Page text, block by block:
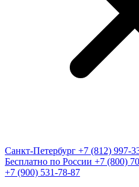
Санкт-Петербург +7 (812) 997-
Бесплатно по России +7 (800)
+7 (900) 531-78-87